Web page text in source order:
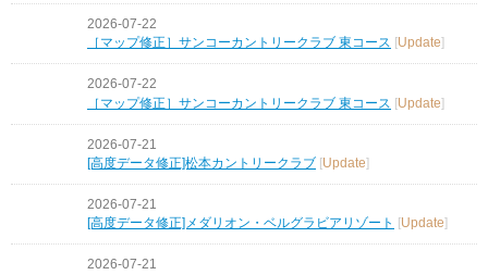
2026-07-22
［マップ修正］サンコーカントリークラブ 東コース [Update]
2026-07-22
［マップ修正］サンコーカントリークラブ 東コース [Update]
2026-07-21
[高度データ修正]松本カントリークラブ [Update]
2026-07-21
[高度データ修正]メダリオン・ベルグラビアリゾート
Update
2026-07-21